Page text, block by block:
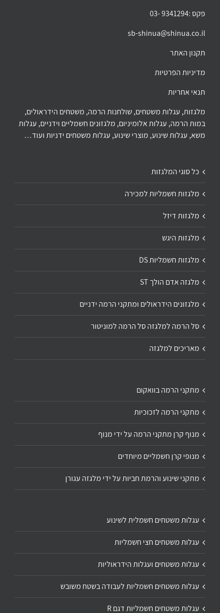
פקס :9341294 -03
sb-shinua@shinua.co.il
תקנון האתר
מדיניות הפרטיות
תנאי אחריות
מלגזות, עגלות משטחים, שולחנות הרמה, משטחים הידראולים,
במות הרמה, עגלות אלומיניום, מלגזונים חשמליים וידניים, עגלות
משא, עגלות שינוע, מוצרי שינוע, עגלות משטחים ידניות ועוד…
כל סוגי המלגזות
מלגזות חשמליות למכירה
מלגזות דיזל
מלגזות היגש
מלגזות חשמליות DS
מלגזה אדם הולך ST
מלגזונים הידראולים ומתקני הרמה ידניים
סל הרמה למלגזה סל הרמה למוניטור
מאריכים למלגזה
מתקני הרמה בוואקום
מתקני הרמה לזכוכיות
מנוף קרן מתקני הרמה על ידי מנוף
מנופי קרן חשמליים מיוחדים
מתקני שינוע והרמת חביות על ידי מלגזה עגורן
עגלות משטחים חשמלית לשינוע
עגלות משטחים חצי חשמליות
עגלות משטחים ועגלות הידראוליות
עגלות משטחים חשמליות לעבודה בשטח משובש
עגלות משטחים חשמליות דגם R